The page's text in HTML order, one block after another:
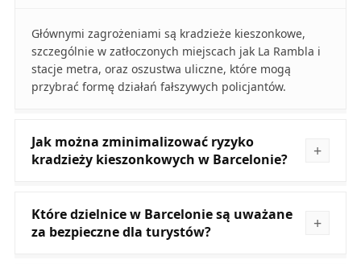
Głównymi zagrożeniami są kradzieże kieszonkowe,
szczególnie w zatłoczonych miejscach jak La Rambla i
stacje metra, oraz oszustwa uliczne, które mogą
przybrać formę działań fałszywych policjantów.
Jak można zminimalizować ryzyko
kradzieży kieszonkowych w Barcelonie?
Które dzielnice w Barcelonie są uważane
za bezpieczne dla turystów?